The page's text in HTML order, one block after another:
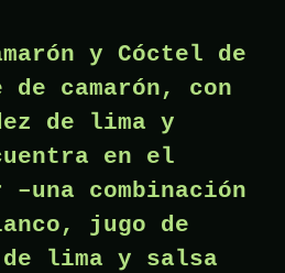
y Cóctel de
de camarón, con
de lima y
en el
combinación
jugo de
lima y salsa